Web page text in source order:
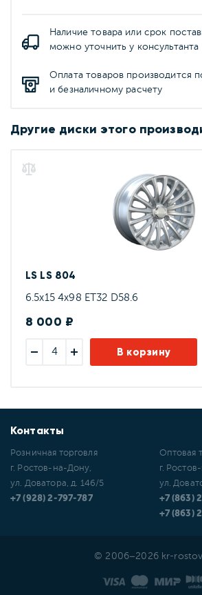
Наличие товара или срок
можно уточнить у консультанта
Оплата товаров производится
и безналичному расчету
Другие диски этого
LS LS 804
6.5x15 4x98 ET32 D58.6
8 000 ₽
В корзину
Контакты
Розничная торговля
г. Ростов-на-Дону,
ул. Доватора, д. 146/5
+7 (928) 2-797-787
Оптовая
г.
ул.
+7 (863)
+7 (863)
© 2006–2026 kr-